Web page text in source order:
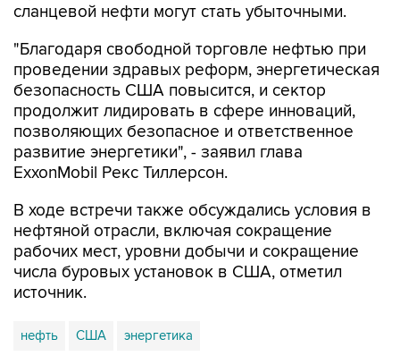
сланцевой нефти могут стать убыточными.
"Благодаря свободной торговле нефтью при
проведении здравых реформ, энергетическая
безопасность США повысится, и сектор
продолжит лидировать в сфере инноваций,
позволяющих безопасное и ответственное
развитие энергетики", - заявил глава
ExxonMobil Рекс Тиллерсон.
В ходе встречи также обсуждались условия в
нефтяной отрасли, включая сокращение
рабочих мест, уровни добычи и сокращение
числа буровых установок в США, отметил
источник.
нефть США энергетика